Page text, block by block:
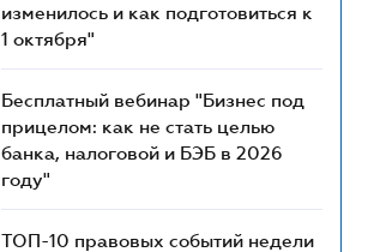
изменилось и как подготовиться к
1 октября"
Бесплатный вебинар "Бизнес под
прицелом: как не стать целью
банка, налоговой и БЭБ в 2026
году"
ТОП-10 правовых событий недели